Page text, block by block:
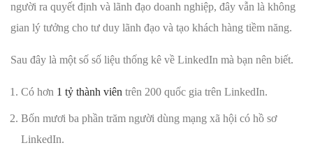
người ra quyết định và lãnh đạo doanh nghiệp, đây vẫn là không
gian lý tưởng cho tư duy lãnh đạo và tạo khách hàng tiềm năng.
Sau đây là một số số liệu thống kê về LinkedIn mà bạn nên biết.
Có hơn 1 tỷ thành viên trên 200 quốc gia trên LinkedIn.
Bốn mươi ba phần trăm người dùng mạng xã hội có hồ sơ
LinkedIn.